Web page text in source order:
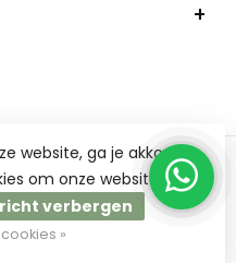
BRANT
website, ga je akkoord
om onze website te
verbergen
»